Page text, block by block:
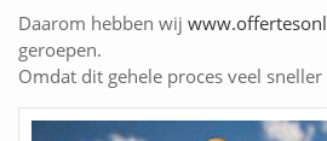
Daarom hebben wij
geroepen.
Omdat dit gehele proces veel sneller